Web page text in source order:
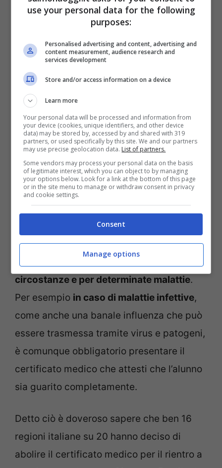
Ci sono però delle dovute eccezioni che
bisogna specificare.
Certificato medico in Italia: abolito solo in alcuni casi
(SulmonaOggi.it)
La presentazione del certificato medico al
rientro a scuola non è stata abolita del
tutto, ma
è ancora obbligatoria in alcune
circostanze e per determinate malattie.
Per esempio in caso di malattie infettive,
come anche una banale influenza che può
essere trasmessa tramite virus e patogeni,
è comunque obbligatorio presentare il
certificato medico che attesti che l’alunno
sia guarito completamente.
Detto ciò è doveroso sapere che ben 16
regioni italiane su 20 hanno deciso di
abolire il certificato medico per il rientro a
use your personal data for the following
purposes:
Personalised advertising and content, advertising and
content measurement, audience research and
services development
Store and/or access information on a device
Learn more
Your personal data will be processed and information from
your device (cookies, unique identifiers, and other device
data) may be stored by, accessed by and shared with 319
partners, or used specifically by this site. We and our partners
may use precise geolocation data. List of partners.
Some vendors may process your personal data on the basis
of legitimate interest, which you can object to by managing
your options below. Look for a link at the bottom of this page
or in the site menu to manage or withdraw consent in privacy
and cookie settings.
Consent
Manage options